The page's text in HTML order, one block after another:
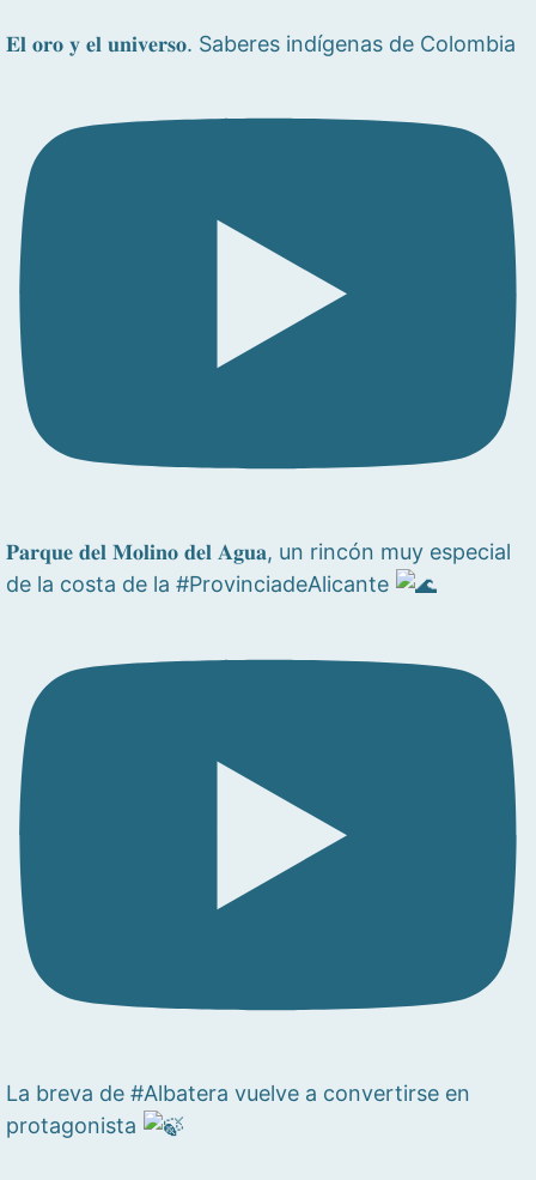
𝐄𝐥 𝐨𝐫𝐨 𝐲 𝐞𝐥 𝐮𝐧𝐢𝐯𝐞𝐫𝐬𝐨. Saberes indígenas de Colombia
𝐏𝐚𝐫𝐪𝐮𝐞 𝐝𝐞𝐥 𝐌𝐨𝐥𝐢𝐧𝐨 𝐝𝐞𝐥 𝐀𝐠𝐮𝐚, un rincón muy especial
de la costa de la #ProvinciadeAlicante
La breva de #Albatera vuelve a convertirse en
protagonista